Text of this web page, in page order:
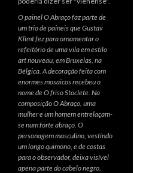
O painel O Abraço faz parte de
um trio de paineis que Gustav
Klimt fez para ornamentar o
refeitório de uma vila em estilo
art nouveau, em Bruxelas, na
Bélgica. A decoração feita com
enormes mosaicos recebeu o
nome de O friso Stoclete. Na
composição O Abraço, uma
mulher e um homem entrelaçam-
se num forte abraço. O
personagem masculino, vestindo
um longo quimono, e de costas
para o observador, deixa visível
apena parte do cabelo negro,